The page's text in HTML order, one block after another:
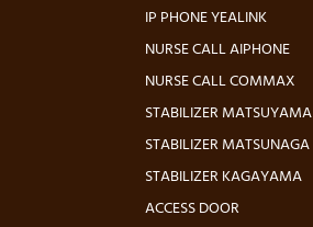
IP PHONE YEALINK
NURSE CALL AIPHONE
NURSE CALL COMMAX
STABILIZER MATSUYAMA
STABILIZER MATSUNAGA
STABILIZER KAGAYAMA
ACCESS DOOR